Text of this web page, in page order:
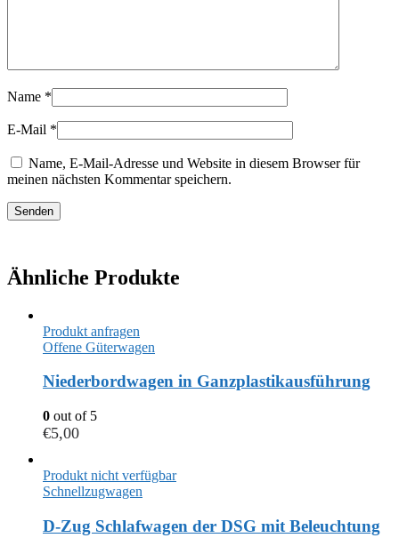
Name *
E-Mail *
Name, E-Mail-Adresse und Website in diesem Browser für
meinen nächsten Kommentar speichern.
Ähnliche Produkte
Produkt anfragen
Offene Güterwagen
Niederbordwagen in Ganzplastikausführung
0 out of 5
€5,00
Produkt nicht verfügbar
Schnellzugwagen
D-Zug Schlafwagen der DSG mit Beleuchtung